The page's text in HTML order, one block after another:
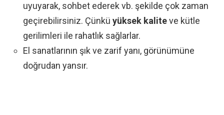
uyuyarak, sohbet ederek vb. şekilde çok zaman
geçirebilirsiniz. Çünkü yüksek kaliteve kütle
gerilimleri ile rahatlık sağlarlar.
El sanatlarının şık ve zarif yanı, görünümüne
doğrudan yansır.